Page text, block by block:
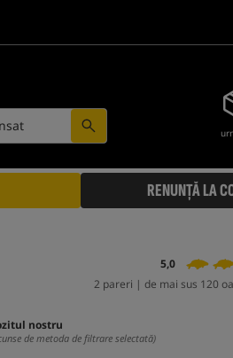
RENUNȚĂ LA
5,0
2 pareri | de mai sus 120
nostru
de metoda de filtrare selectată)